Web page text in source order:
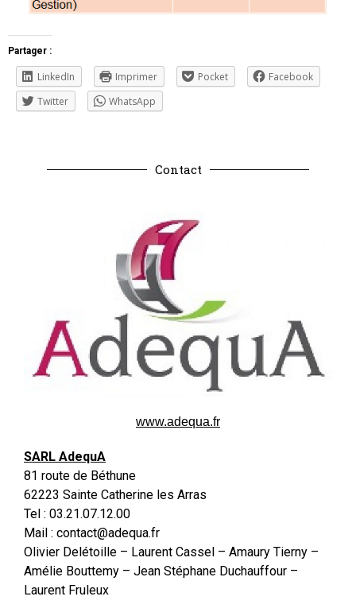
Partager :
LinkedIn Imprimer Pocket
Facebook
Twitter
WhatsApp
Contact
www.adequa.fr
SARL AdequA
81 route de Béthune
62223 Sainte Catherine les Arras
Tel : 03.21.07.12.00
Mail : contact@adequa.fr
Olivier Delétoille – Laurent Cassel – Amaury Tierny –
Amélie Bouttemy – Jean Stéphane Duchauffour –
Laurent Fruleux